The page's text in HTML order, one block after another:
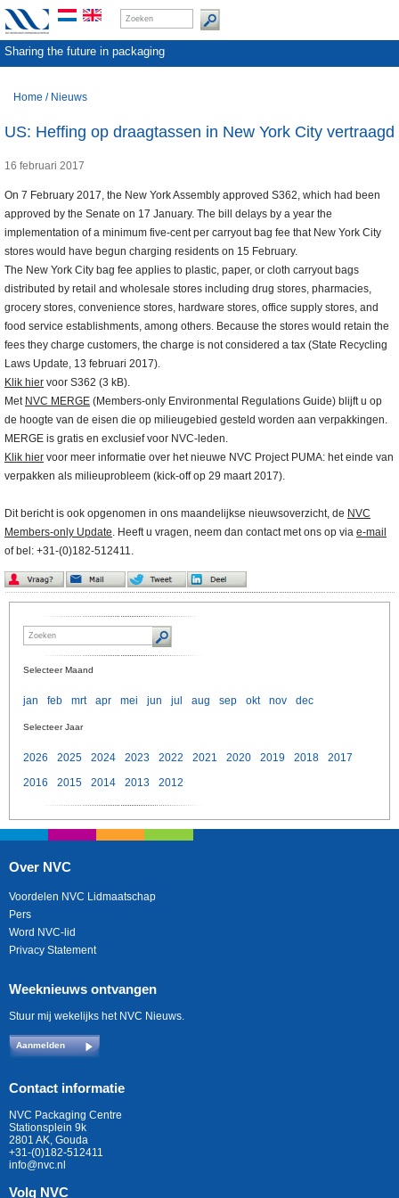
Sharing the future in packaging
Home / Nieuws
US: Heffing op draagtassen in New York City vertraagd
16 februari 2017
On 7 February 2017, the New York Assembly approved S362, which had been
approved by the Senate on 17 January. The bill delays by a year the
implementation of a minimum five-cent per carryout bag fee that New York City
stores would have begun charging residents on 15 February.
The New York City bag fee applies to plastic, paper, or cloth carryout bags
distributed by retail and wholesale stores including drug stores, pharmacies,
grocery stores, convenience stores, hardware stores, office supply stores, and
food service establishments, among others. Because the stores would retain the
fees they charge customers, the charge is not considered a tax (State Recycling
Laws Update, 13 februari 2017).
Klik hier voor S362 (3 kB).
Met NVC MERGE (Members-only Environmental Regulations Guide) blijft u op
de hoogte van de eisen die op milieugebied gesteld worden aan verpakkingen.
MERGE is gratis en exclusief voor NVC-leden.
Klik hier voor meer informatie over het nieuwe NVC Project PUMA: het einde van
verpakken als milieuprobleem (kick-off op 29 maart 2017).
Dit bericht is ook opgenomen in ons maandelijkse nieuwsoverzicht, de NVC
Members-only Update. Heeft u vragen, neem dan contact met ons op via e-mail
of bel: +31-(0)182-512411.
Selecteer Maand
jan feb mrt apr mei jun jul aug sep okt nov dec
Selecteer Jaar
2026 2025 2024 2023 2022 2021 2020 2019 2018
2017
2016
2015 2014 2013 2012
Over NVC
Voordelen NVC Lidmaatschap
Pers
Word NVC-lid
Privacy Statement
Weeknieuws ontvangen
Stuur mij wekelijks het NVC Nieuws.
Aanmelden
Contact informatie
NVC Packaging Centre
Stationsplein 9k
2801 AK, Gouda
+31-(0)182-512411
info@nvc.nl
Volg NVC